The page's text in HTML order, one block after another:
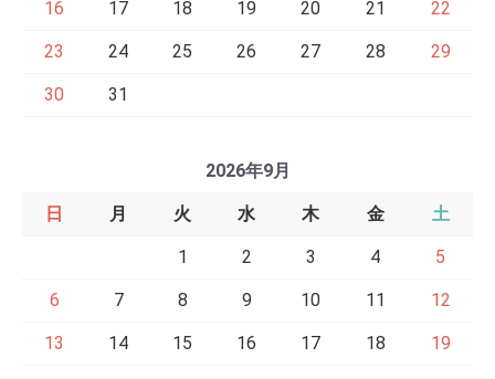
16 17 18 19 20 21 22
23 24 25 26 27 28 29
30 31
2026年9月
日 月 火 水 木 金 土
1 2 3 4 5
6 7 8 9 10 11 12
13 14 15 16 17 18 19